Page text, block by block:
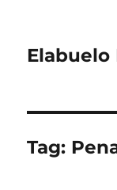
Tag: